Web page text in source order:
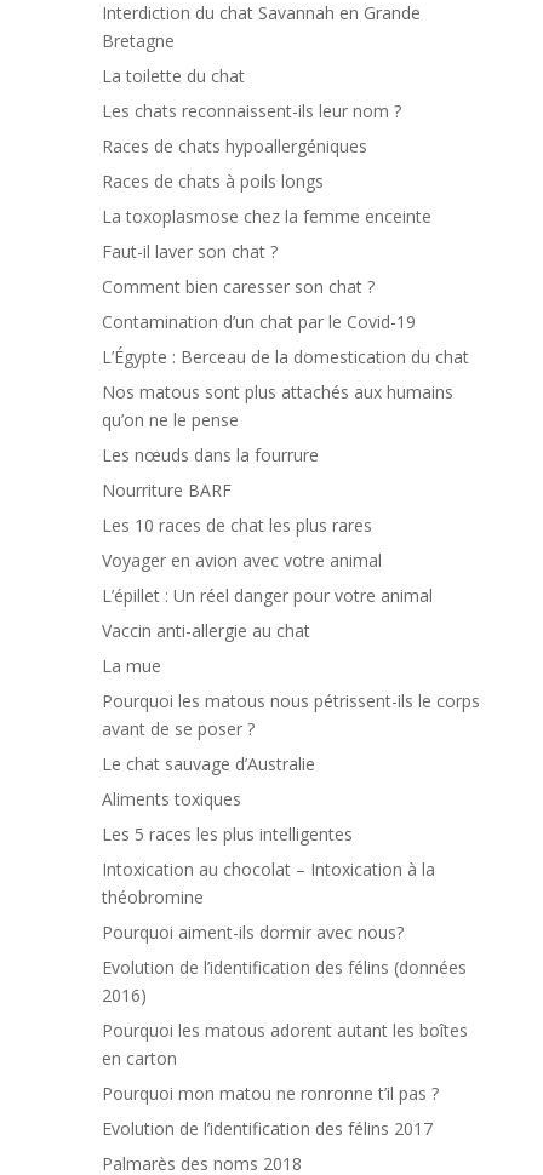
Interdiction du chat Savannah en Grande
Bretagne
La toilette du chat
Les chats reconnaissent-ils leur nom ?
Races de chats hypoallergéniques
Races de chats à poils longs
La toxoplasmose chez la femme enceinte
Faut-il laver son chat ?
Comment bien caresser son chat ?
Contamination d’un chat par le Covid-19
L’Égypte : Berceau de la domestication du chat
Nos matous sont plus attachés aux humains
qu’on ne le pense
Les nœuds dans la fourrure
Nourriture BARF
Les 10 races de chat les plus rares
Voyager en avion avec votre animal
L’épillet : Un réel danger pour votre animal
Vaccin anti-allergie au chat
La mue
Pourquoi les matous nous pétrissent-ils le corps
avant de se poser ?
Le chat sauvage d’Australie
Aliments toxiques
Les 5 races les plus intelligentes
Intoxication au chocolat – Intoxication à la
théobromine
Pourquoi aiment-ils dormir avec nous?
Evolution de l’identification des félins (données
2016)
Pourquoi les matous adorent autant les boîtes
en carton
Pourquoi mon matou ne ronronne t’il pas ?
Evolution de l’identification des félins 2017
Palmarès des noms 2018